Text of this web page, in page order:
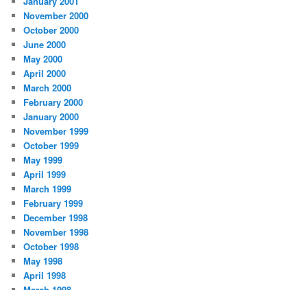
November 2000
October 2000
June 2000
May 2000
April 2000
March 2000
February 2000
January 2000
November 1999
October 1999
May 1999
April 1999
March 1999
February 1999
December 1998
November 1998
October 1998
May 1998
April 1998